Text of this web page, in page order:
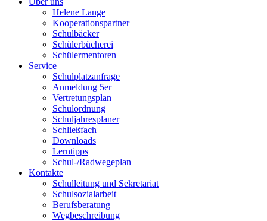
Helene Lange
Kooperationspartner
Schulbäcker
Schülerbücherei
Schülermentoren
Service
Schulplatzanfrage
Anmeldung 5er
Vertretungsplan
Schulordnung
Schuljahresplaner
Schließfach
Downloads
Lerntipps
Schul-/Radwegeplan
Kontakte
Schulleitung und Sekretariat
Schulsozialarbeit
Berufsberatung
Wegbeschreibung